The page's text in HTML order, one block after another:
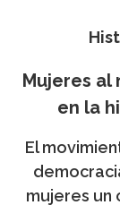
Mujeres al
en la
El
mujeres un